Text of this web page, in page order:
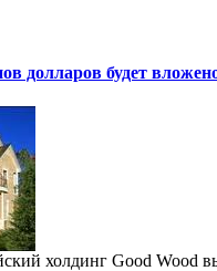
долларов будет
холдинг Good Wood